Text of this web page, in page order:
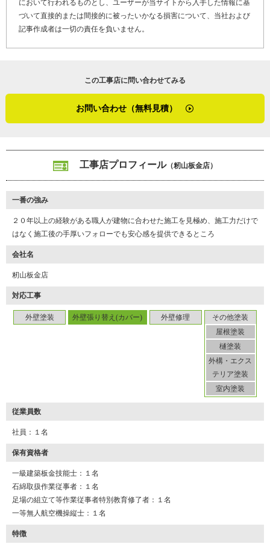
工事店番号
「住宅の外装は幅広く対応しています。連絡をいただいてすぐ工事
になるわけではないので、何か家に関して困っていたり心配があっ
たりしたら、お気軽にご相談ください。私はたまにお客さまと飲み
に行ったりもするくらい、ざっくばらんなお付き合いをさせてもら
ングで仮補修し、雨が降った後に雨漏りが止まればそれが原因と判
（２０２３年９月取材）
において行われるものとし、ユーザーが当サイトから入手した情報に基
づいて直接的または間接的に被ったいかなる損害について、当社および
記事作成者は一切の責任を負いません。
この工事店に問い合わせてみる
お問い合わせ（無料見積）
工事店プロフィール（籾山板金店）
一番の強み
２０年以上の経験がある職人が建物に合わせた施工を見極め、施工力だけで
はなく施工後の手厚いフォローでも安心感を提供できるところ
会社名
籾山板金店
対応工事
外壁塗装 外壁張り替え(カバー) 外壁修理
その他塗装
屋根塗装
樋塗装
外構・エクス
テリア塗装
室内塗装
従業員数
社員：１名
保有資格者
一級建築板金技能士：１名
石綿取扱作業従事者：１名
足場の組立て等作業従事者特別教育修了者：１名
一等無人航空機操縦士：１名
特徴